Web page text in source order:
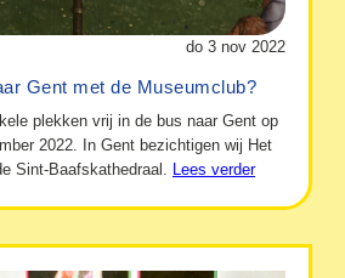
do 3 nov 2022
Gent met de Museumclub?
plekken vrij in de bus naar Gent op
2022. In Gent bezichtigen wij Het
Sint-Baafskathedraal. Lees verder